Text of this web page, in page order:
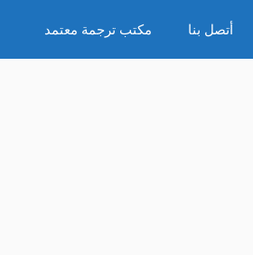
أتصل بنا مكتب ترجمة معتمد